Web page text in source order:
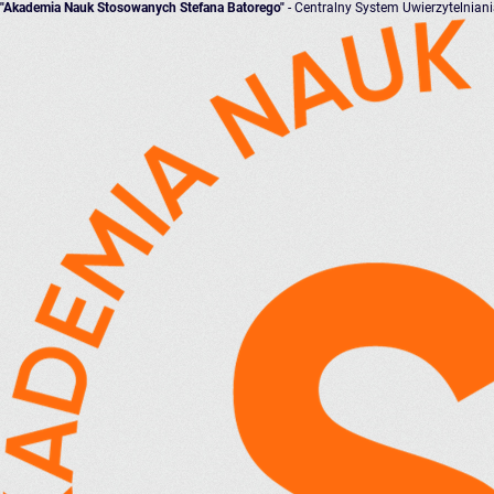
"Akademia Nauk Stosowanych Stefana Batorego" - Centralny System